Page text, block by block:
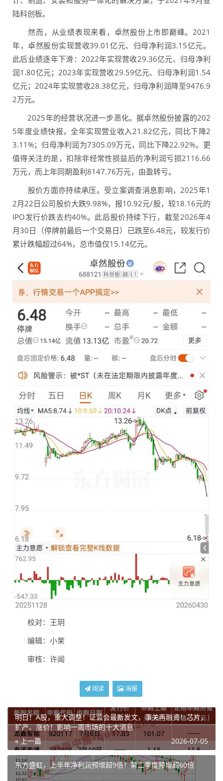
陆科创板。
然而，从业绩表现来看，卓然股份上市即巅峰。2021
年，卓然股份实现营收39.01亿元、归母净利润3.15亿元。
此后业绩逐年下滑：2022年实现营收29.36亿元、归母净利
润1.80亿元；2023年实现营收29.59亿元、归母净利润1.54
亿元；2024年实现营收28.38亿元，归母净利润降至9476.9
2万元。
2025年的经营状况进一步恶化。据卓然股份披露的202
5年度业绩快报，全年实现营业收入21.82亿元，同比下降2
3.11%；归母净利润为7305.09万元，同比下降22.92%。更
值得关注的是，扣除非经常性损益后的净利润亏损2116.66
万元，而上年同期盈利8147.76万元，由盈转亏。
股价方面亦持续承压。受立案调查消息影响，2025年1
2月22日公司股价大跌9.98%，报10.92元/股，较18.16元的
IPO发行价跌去约40%。此后股价持续下行，截至2026年4
月30日（停牌前最后一个交易日）已跌至6.48元，较发行价
累计跌幅超过64%，总市值仅15.14亿元。
校对：王玥
编辑：小茉
审核：许闻
阅读 海报
明日！A股，重大调整！证监会最新发文，事关再融资！芯片，
扩产、涨价！影响一周市场的十大消息
« 上一篇
2026-07-05
东方盛虹，上半年净利润预增超9倍！第二季度预增超60倍